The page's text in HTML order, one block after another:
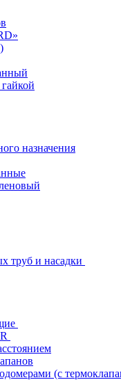
назначения
труб и насадки
(с